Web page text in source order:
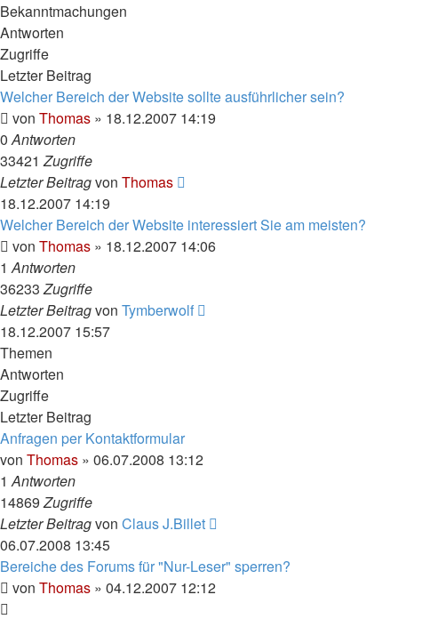
Bekanntmachungen
Antworten
Zugriffe
Letzter Beitrag
Welcher Bereich der Website sollte ausführlicher sein?
von Thomas » 18.12.2007 14:19
0Antworten
33421Zugriffe
Letzter Beitragvon Thomas
18.12.2007 14:19
Welcher Bereich der Website interessiert Sie am meisten?
von Thomas » 18.12.2007 14:06
1Antworten
36233Zugriffe
Letzter Beitragvon Tymberwolf
18.12.2007 15:57
Themen
Antworten
Zugriffe
Letzter Beitrag
Anfragen per Kontaktformular
von Thomas » 06.07.2008 13:12
1Antworten
14869Zugriffe
Letzter Beitragvon Claus J.Billet
06.07.2008 13:45
Bereiche des Forums für "Nur-Leser" sperren?
von Thomas » 04.12.2007 12:12